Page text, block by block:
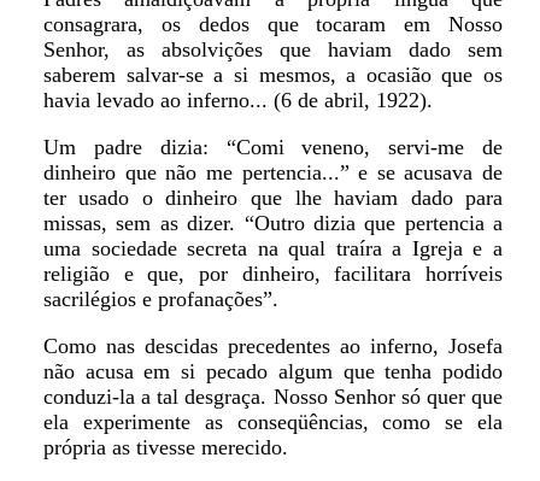
consagrara, os dedos que tocaram em Nosso
Senhor, as absolvições que haviam dado sem
saberem salvar-se a si mesmos, a ocasião que os
havia levado ao inferno... (6 de abril, 1922).
Um padre dizia: “Comi veneno, servi-me de
dinheiro que não me pertencia...” e se acusava de
ter usado o dinheiro que lhe haviam dado para
missas, sem as dizer. “Outro dizia que pertencia a
uma sociedade secreta na qual traíra a Igreja e a
religião e que, por dinheiro, facilitara horríveis
sacrilégios e profanações”.
Como nas descidas precedentes ao inferno, Josefa
não acusa em si pecado algum que tenha podido
conduzi-la a tal desgraça. Nosso Senhor só quer que
ela experimente as conseqüências, como se ela
própria as tivesse merecido.